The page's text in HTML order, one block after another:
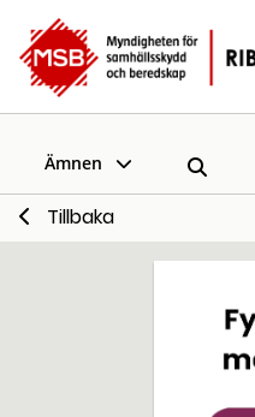
Ämnen
Tillbaka